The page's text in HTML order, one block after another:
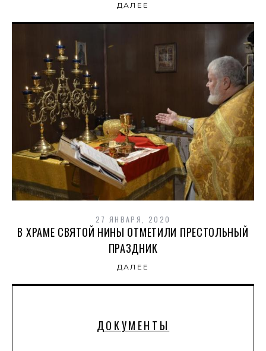
ДОКУМЕНТЫ
ДАЛЕЕ
27 ЯНВАРЯ, 2020
В ХРАМЕ СВЯТОЙ НИНЫ ОТМЕТИЛИ ПРЕСТОЛЬНЫЙ
ПРАЗДНИК
ДАЛЕЕ